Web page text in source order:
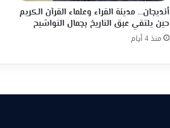
أنديجان… مدينة القراء وعلماء القرآن الكريم
حين يلتقي عبق التاريخ بجمال التواشيح
منذ 4 أيام